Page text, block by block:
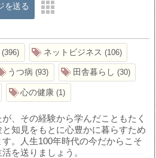
を送る
396 ネットビジネス 106
うつ病 93 田舎暮らし 30
心の健康 1
、その経験から学んだこともたく
知見をもとに心豊かに暮らすため
。人生100年時代の今だからこそ
を送りましょう。